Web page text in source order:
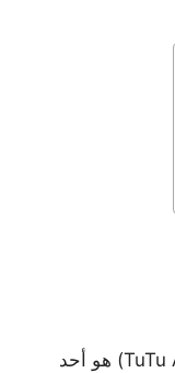
متجر الأرنب الصيني (بالإنجليزية: TuTu App) هو أحد